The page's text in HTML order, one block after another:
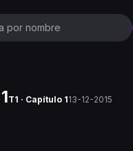
T1 · Capítulo 113-12-2015